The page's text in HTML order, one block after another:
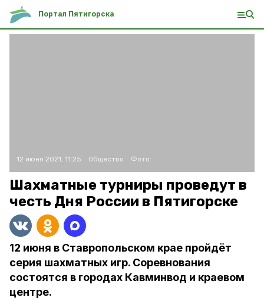
Портал Пятигорска
12 июня 2021, 11:25 Общество Фото:
Шахматные турниры проведут в
честь Дня России в Пятигорске
12 июня в Ставропольском крае пройдёт
серия шахматных игр. Соревнования
состоятся в городах Кавминвод и краевом
центре.